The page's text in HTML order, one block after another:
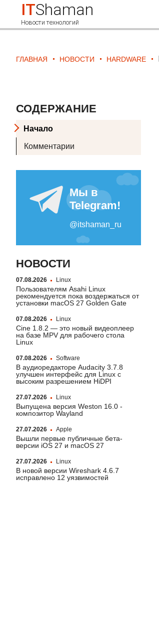
ITShaman
Новости технологий
ГЛАВНАЯ НОВОСТИ HARDWARE
СОДЕРЖАНИЕ
Начало
Комментарии
НОВОСТИ
07.08.2026 Linux
Пользователям Asahi Linux
рекомендуется пока воздержаться от
установки macOS 27 Golden Gate
07.08.2026 Linux
Cine 1.8.2 — это новый видеоплеер
на базе MPV для рабочего стола
Linux
07.08.2026 Software
В аудиоредакторе Audacity 3.7.8
улучшен интерфейс для Linux с
высоким разрешением HiDPI
27.07.2026 Linux
Выпущена версия Weston 16.0 -
композитор Wayland
27.07.2026 Apple
Вышли первые публичные бета-
версии iOS 27 и macOS 27
27.07.2026 Linux
В новой версии Wireshark 4.6.7
исправлено 12 уязвимостей